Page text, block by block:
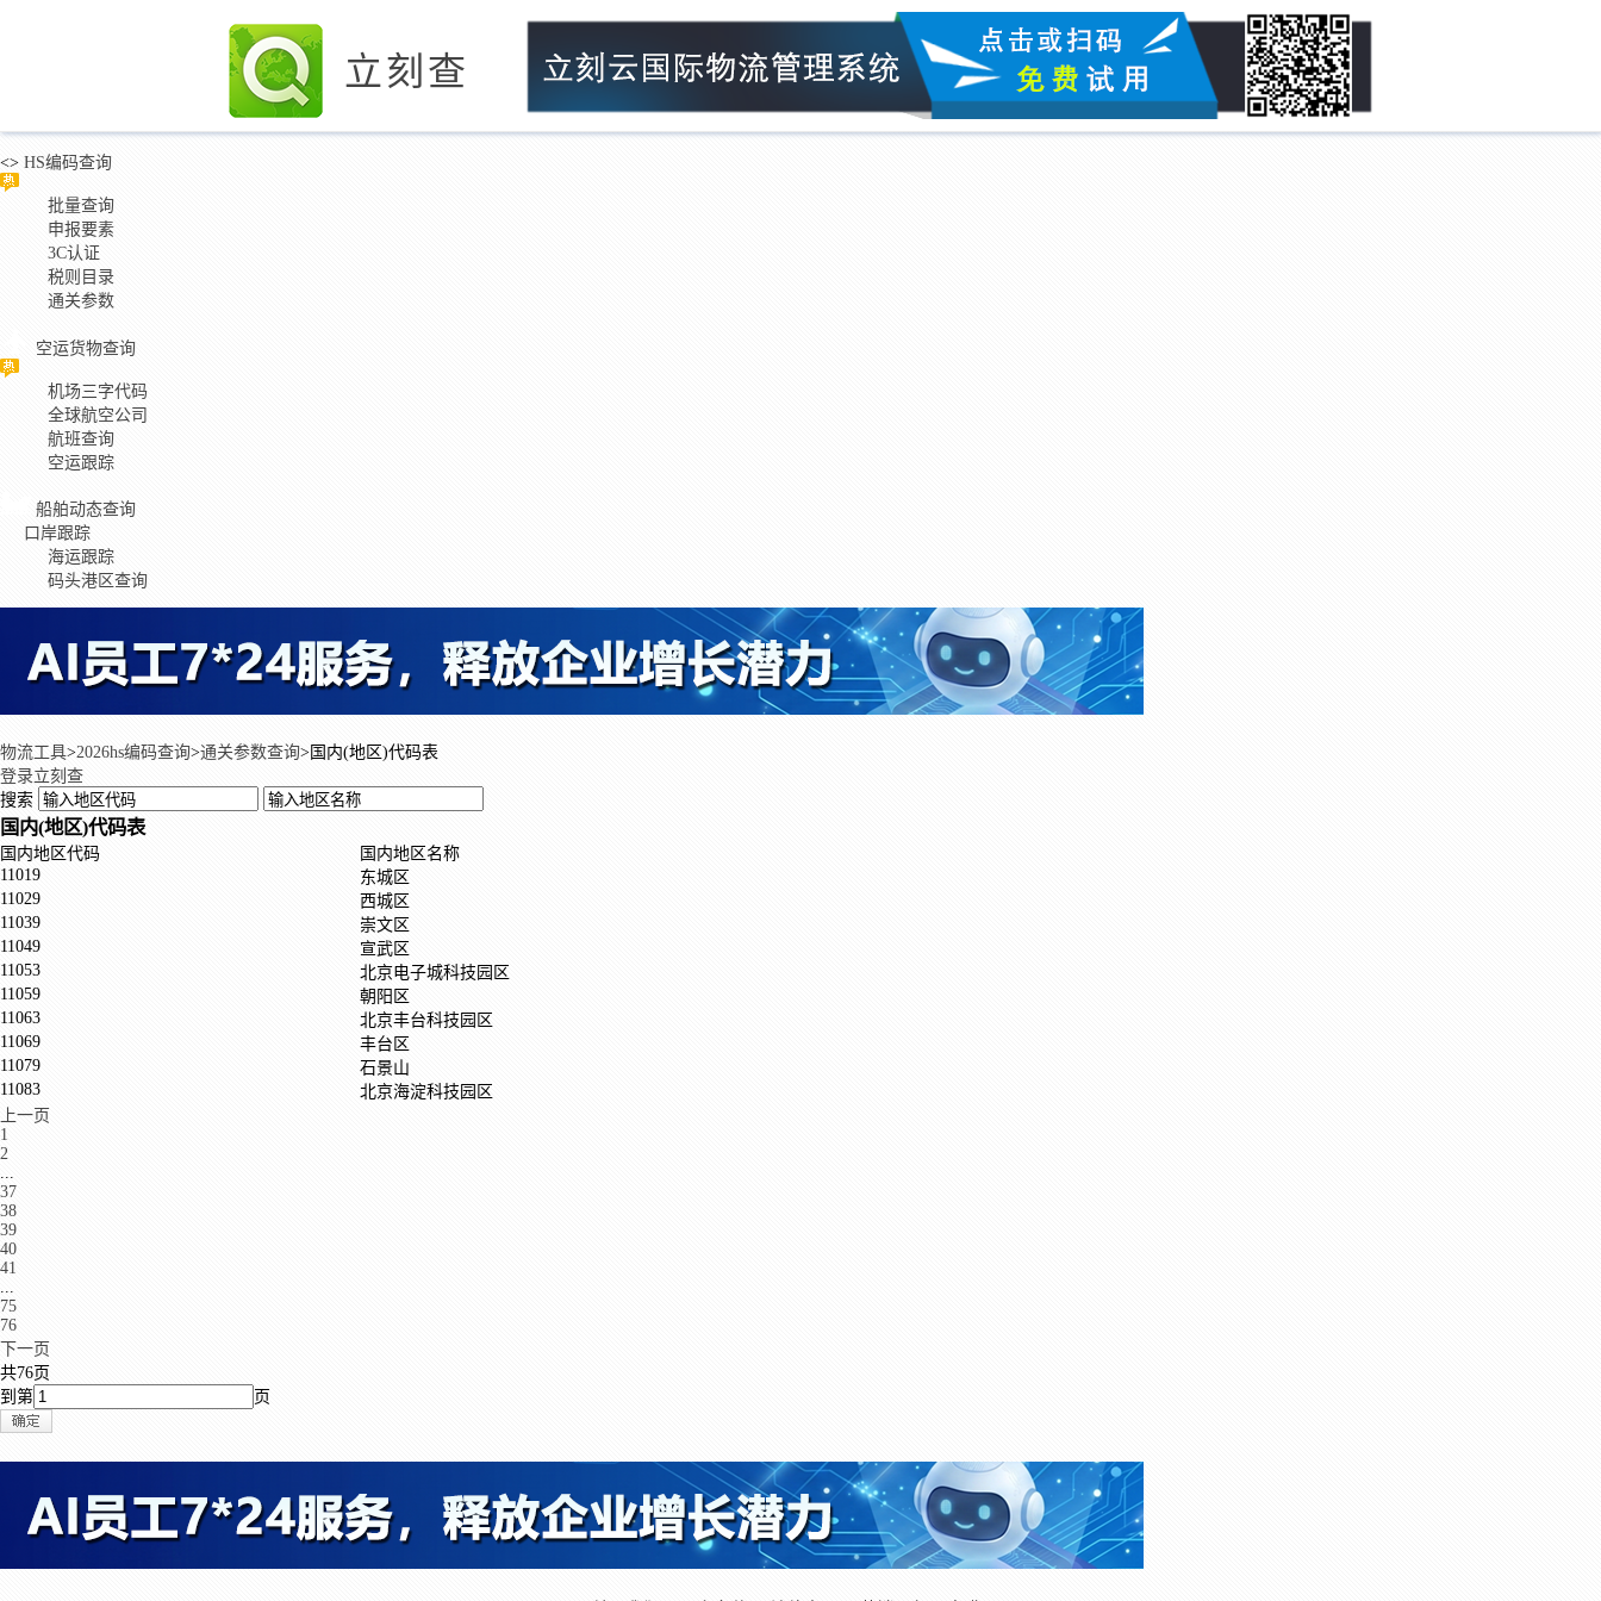
立刻查
<> HS编码查询
批量查询
申报要素
3C认证
税则目录
通关参数
空运货物查询
机场三字代码
全球航空公司
航班查询
空运跟踪
船舶动态查询
口岸跟踪
海运跟踪
码头港区查询
物流工具>2026hs编码查询>通关参数查询> 国内(地区)代码表
登录立刻查
搜索
国内(地区)代码表
国内地区代码
国内地区名称
11019
东城区
11029
西城区
11039
崇文区
11049
宣武区
11053
北京电子城科技园区
11059
朝阳区
11063
北京丰台科技园区
11069
丰台区
11079
石景山
11083
北京海淀科技园区
上一页
1
2
...
37
38
39
40
41
...
75
76
下一页
共76页
到第
页